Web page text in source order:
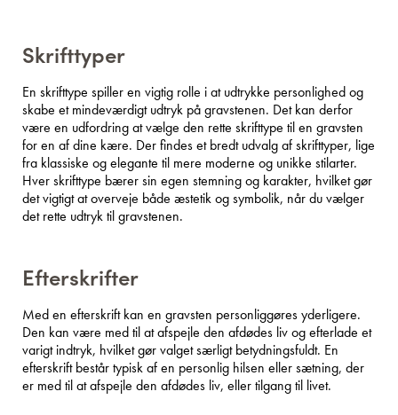
Skrifttyper
En skrifttype spiller en vigtig rolle i at udtrykke personlighed og
skabe et mindeværdigt udtryk på gravstenen. Det kan derfor
være en udfordring at vælge den rette skrifttype til en gravsten
for en af dine kære. Der findes et bredt udvalg af skrifttyper, lige
fra klassiske og elegante til mere moderne og unikke stilarter.
Hver skrifttype bærer sin egen stemning og karakter, hvilket gør
det vigtigt at overveje både æstetik og symbolik, når du vælger
det rette udtryk til gravstenen.
Efterskrifter
Med en efterskrift kan en gravsten personliggøres yderligere.
Den kan være med til at afspejle den afdødes liv og efterlade et
varigt indtryk, hvilket gør valget særligt betydningsfuldt. En
efterskrift består typisk af en personlig hilsen eller sætning, der
er med til at afspejle den afdødes liv, eller tilgang til livet.